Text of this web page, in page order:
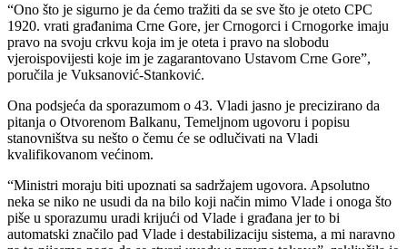
“Ono što je sigurno je da ćemo tražiti da se sve što je oteto CPC
1920. vrati građanima Crne Gore, jer Crnogorci i Crnogorke imaju
pravo na svoju crkvu koja im je oteta i pravo na slobodu
vjeroispovijesti koje im je zagarantovano Ustavom Crne Gore”,
poručila je Vuksanović-Stanković.
Ona podsjeća da sporazumom o 43. Vladi jasno je precizirano da
pitanja o Otvorenom Balkanu, Temeljnom ugovoru i popisu
stanovništva su nešto o čemu će se odlučivati na Vladi
kvalifikovanom većinom.
“Ministri moraju biti upoznati sa sadržajem ugovora. Apsolutno
neka se niko ne usudi da na bilo koji način mimo Vlade i onoga što
piše u sporazumu uradi krijući od Vlade i građana jer to bi
automatski značilo pad Vlade i destabilizaciju sistema, a mi naravno